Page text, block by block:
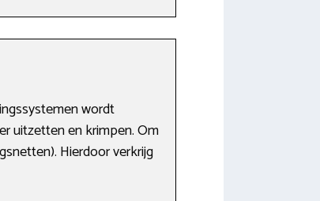
wordt
uitzetten en krimpen. Om
Hierdoor verkrijg